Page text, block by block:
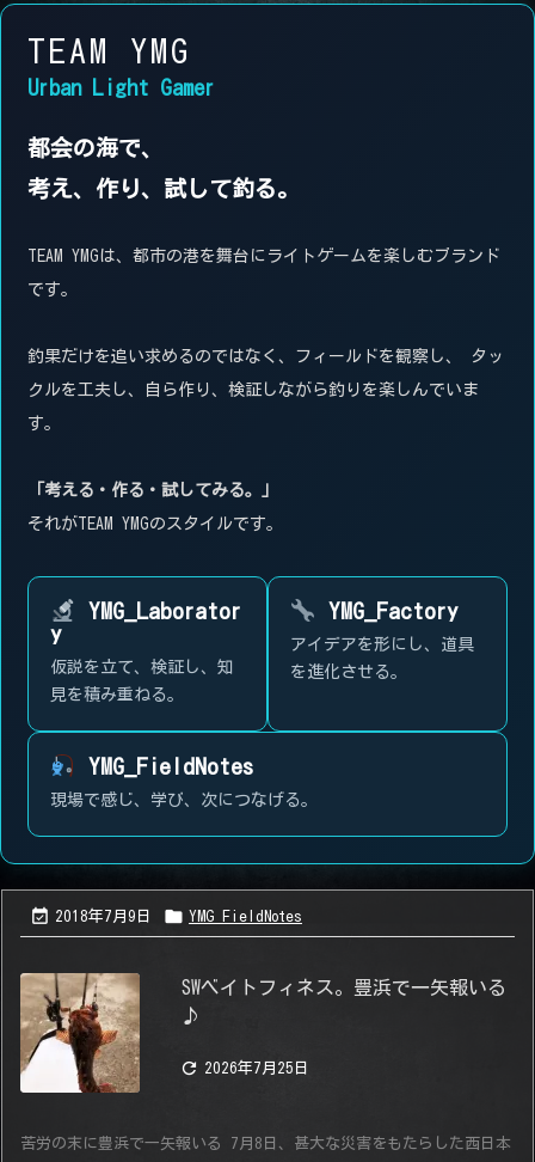
TEAM YMG
Urban Light Gamer
都会の海で、
考え、作り、試して釣る。
TEAM YMGは、都市の港を舞台にライトゲームを楽しむブランド
です。
釣果だけを追い求めるのではなく、フィールドを観察し、 タッ
クルを工夫し、自ら作り、検証しながら釣りを楽しんでいま
す。
「考える・作る・試してみる。」
それがTEAM YMGのスタイルです。
YMG_Laborator
y
仮説を立て、検証し、知
見を積み重ねる。
YMG_Factory
アイデアを形にし、道具
を進化させる。
YMG_FieldNotes
現場で感じ、学び、次につなげる。
 2018年7月9日  YMG_FieldNotes
SWベイトフィネス。豊浜で一矢報いる
♪
 2026年7月25日
苦労の末に豊浜で一矢報いる 7月8日、甚大な災害をもたらした西日本